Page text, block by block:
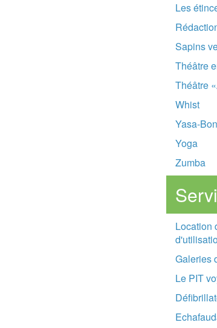
Les
Sapins
Théâtre
Théâtre
Whist
Yasa-
Yoga
Zumba
Location
Galeries
Le PIT